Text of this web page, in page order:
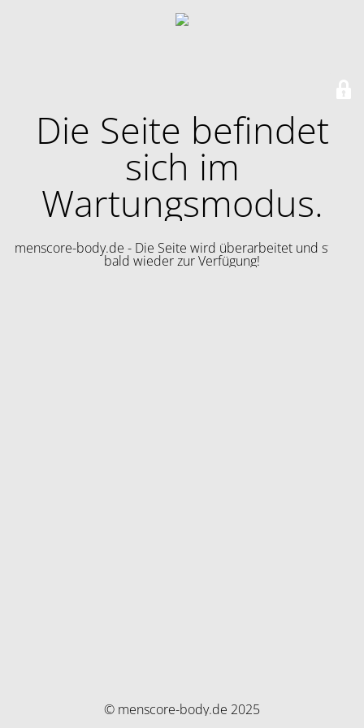
Die Seite befindet
sich im
Wartungsmodus.
menscore-body.de - Die Seite wird überarbeitet und steht
bald wieder zur Verfügung!
© menscore-body.de 2025